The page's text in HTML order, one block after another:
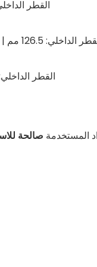
القطر الداخلي: 97 مم | القطر الخارجي: 101 مم |
126.5 مم | القطر الخارجي: 131 مم | الارتفاع: 50 / 70 / 72 مم
القطر الداخلي: 158 مم | القطر الخارجي: 163 مم | الارتفاع:
المستخدمة صالحة